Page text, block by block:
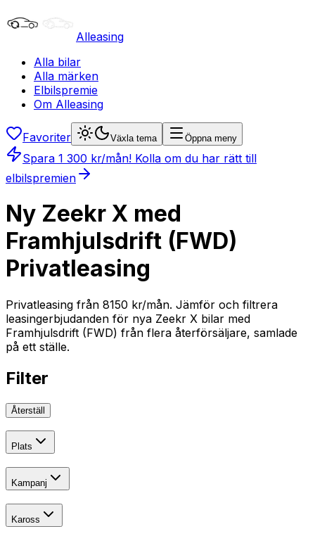
Alleasing
Alla bilar
Alla märken
Elbilspremie
Om Alleasing
Favoriter Växla tema Öppna meny
Spara 1 300 kr/mån! Kolla om du har rätt till
elbilspremien
Ny Zeekr X med
Framhjulsdrift (FWD)
Privatleasing
Privatleasing från 8150 kr/mån. Jämför och filtrera
leasingerbjudanden för nya Zeekr X bilar med
Framhjulsdrift (FWD) från flera återförsäljare, samlade
på ett ställe.
Filter
Återställ
Plats
Kampanj
Kaross